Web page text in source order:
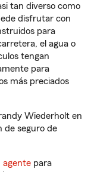
tan diverso como
disfrutar con
para
el agua o
tengan
para
más preciados
Wiederholt en
de seguro de
agente para